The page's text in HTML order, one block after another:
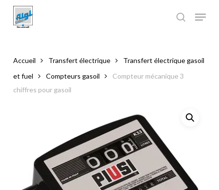
main
Accueil Transfert électrique
Transfert électrique gasoil
et fuel
Compteurs gasoil
Compteur mécanique 3
chiffres pour gasoil